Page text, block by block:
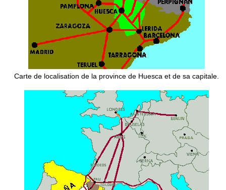
Carte de localisation de la province de Huesca et de sa capitale.